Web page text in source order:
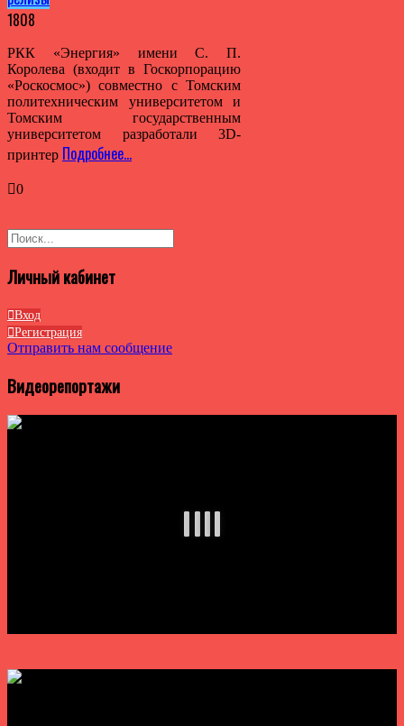
1808
РКК «Энергия» имени С. П.
Королева (входит в Госкорпорацию
«Роскосмос») совместно с Томским
политехническим университетом и
Томским государственным
университетом разработали 3D-
принтер Подробнее…
0
Личный кабинет
Вход
Регистрация
Отправить нам сообщение
Видеорепортажи